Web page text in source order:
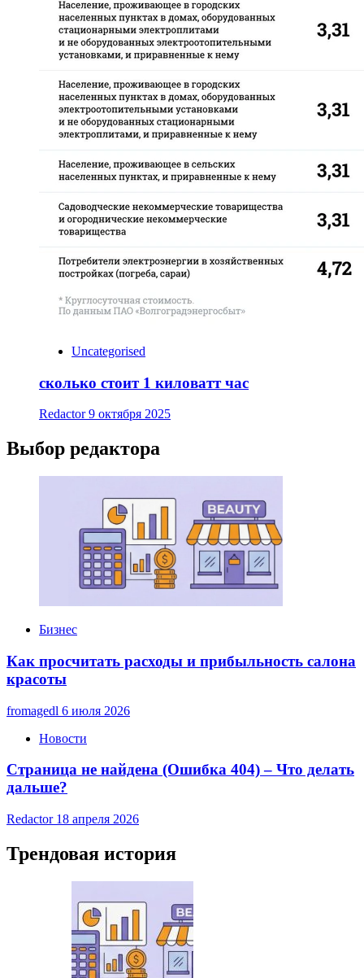
Uncategorised
сколько стоит 1 киловатт час
Redactor9 октября 2025
Выбор редактора
Бизнес
Как просчитать расходы и прибыльность салона
красоты
fromagedl 6 июля 2026
Новости
Страница не найдена (Ошибка 404) – Что делать
дальше?
Redactor 18 апреля 2026
Трендовая история